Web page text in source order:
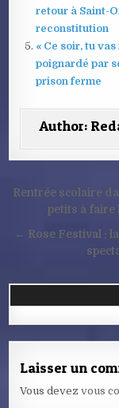
retour à Saint-
reconstitution
« Ce soir, tu
poignardé par
prison ferme
Author:
l’article
Rentrée scolaire
petits à faire
← Rose Festival :
Laisser un
Vous devezvous